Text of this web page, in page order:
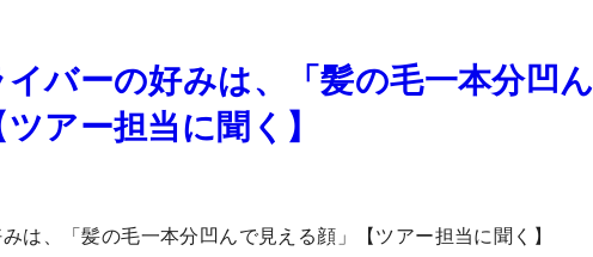
バーの好みは、「髪の毛一本分凹ん
アー担当に聞く】
は、「髪の毛一本分凹んで見える顔」【ツアー担当に聞く】